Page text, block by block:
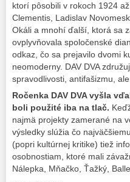
ktorí pôsobili v rokoch 1924
Clementis, Ladislav
Okáli a mnohí ďalší, ktorá sa
ovplyvňovala spoločenské
odkaz, čo sa prejavilo dvomi
neomoderny. DAV DVA
spravodlivosti, antifašizmu,
Ročenka DAV DVA vyšla
boli použité iba na tlač.
najmä projekty zamerané na
výsledky slúžia čo
(popri kultúrnej kritike) tiež
osobnostiam, ktoré mali
Nálepka, Mňačko, Ťažký,